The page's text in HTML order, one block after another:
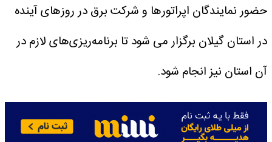
حضور نمایندگان اپراتورها و شرکت برق در روزهای آینده
در استان گیلان برگزار می شود تا برنامه‌ریزی‌های لازم در
آن استان نیز انجام شود.